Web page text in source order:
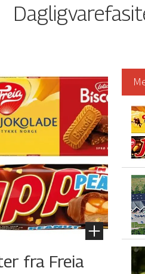
fra Freia